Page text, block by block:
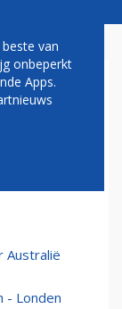
vanuit
Australië
- Londen
van
onbeperkt
Apps.